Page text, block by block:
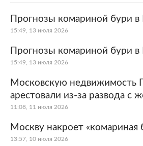
Прогнозы комариной бури
15:49, 13 июля 2026
Прогнозы комариной бури
15:49, 13 июля 2026
Московскую недвижимость
арестовали из-за развода с
11:08, 11 июля 2026
Москву накроет «комариная
13:57, 10 июля 2026